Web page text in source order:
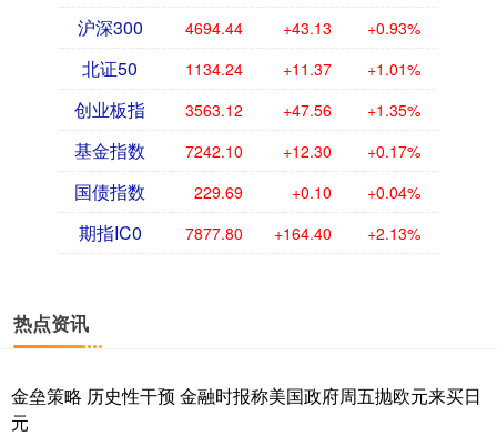
沪深300 4694.44 +43.13 +0.93%
北证50 1134.24 +11.37 +1.01%
创业板指 3563.12 +47.56 +1.35%
基金指数 7242.10 +12.30 +0.17%
国债指数 229.69 +0.10 +0.04%
期指IC0 7877.80 +164.40 +2.13%
热点资讯
金垒策略 历史性干预 金融时报称美国政府周五抛欧元来买日
元